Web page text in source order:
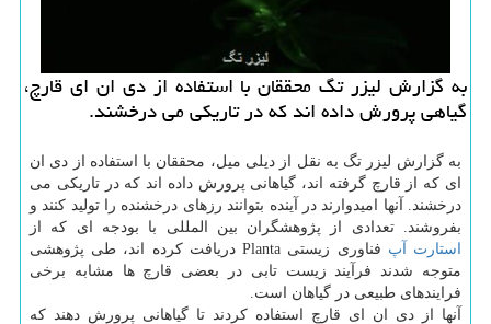
به گزارش لیزر تگ محققان با استفاده از دی ان ای قارچ،
گیاهی پرورش داده اند كه در تاریكی می درخشند.
به گزارش لیزر تگ به نقل از دیلی میل، محققان با استفاده از دی ان
ای که از قارچ گرفته اند، گیاهانی پرورش داده اند که در تاریکی می
درخشند. آنها امیدوارند در آینده بتوانند رزهای درخشنده را تولید کنند و
بفروشند. تعدادی از پژوهشگران بین المللی با بودجه ای که از
استارت آپ
فناوری زیستی Planta دریافت کرده اند، طی پژوهشی
متوجه شدند فرآیند زیست تابی در بعضی قارچ ها مشابه برخی
فرایندهای طبیعی در گیاهان است.
آنها از دی ان ای قارچ استفاده کردند تا گیاهانی پرورش دهند که